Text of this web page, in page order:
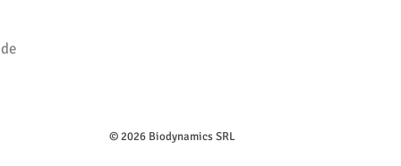
© 2026 Biodynamics SRL